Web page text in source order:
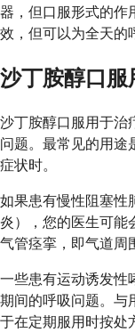
器，但口服形式的作
效，但可以为全天的
沙丁胺醇口服
沙丁胺醇口服用于治
问题。最常见的用途
症状时。
如果患有慢性阻塞性
炎），您的医生可能
气管痉挛，即气道周
一些患有运动诱发性
期间的呼吸问题。与
于在定期服用时按处